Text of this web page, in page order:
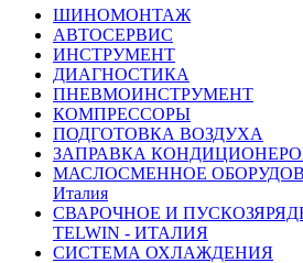
ШИНОМОНТАЖ
АВТОСЕРВИС
ИНСТРУМЕНТ
ДИАГНОСТИКА
ПНЕВМОИНСТРУМЕНТ
КОМПРЕССОРЫ
ПОДГОТОВКА ВОЗДУХА
ЗАПРАВКА
МАСЛОСМЕННОЕ
Италия
СВАРОЧНОЕ И
TELWIN - ИТАЛИЯ
СИСТЕМА ОХЛАЖДЕНИЯ